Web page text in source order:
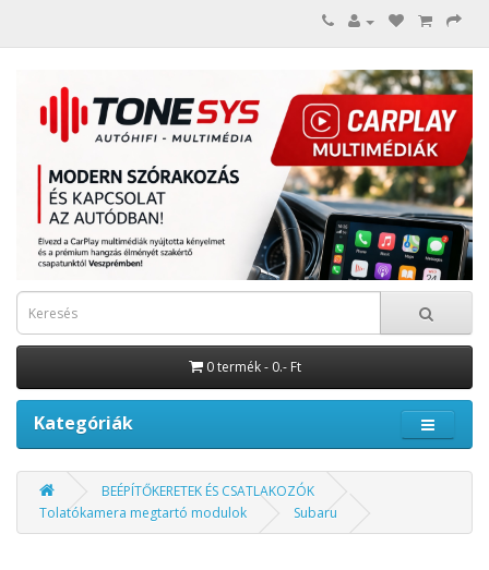
0 termék - 0.- Ft
Kategóriák
BEÉPÍTŐKERETEK ÉS CSATLAKOZÓK
Tolatókamera megtartó modulok
Subaru